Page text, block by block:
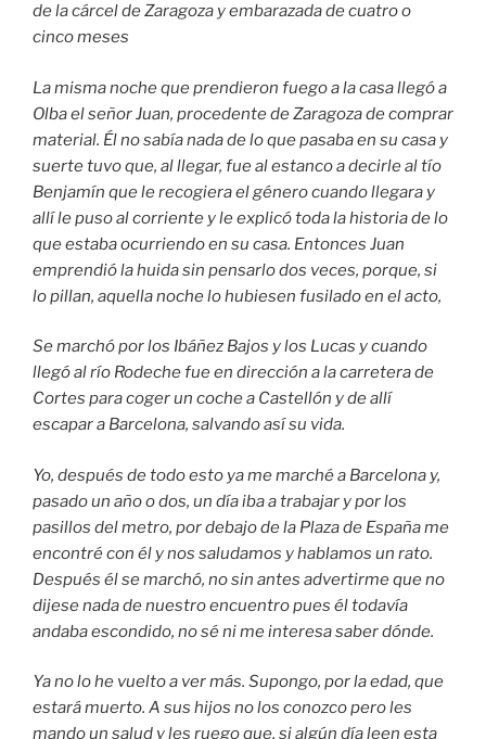
de la cárcel de Zaragoza y embarazada de cuatro o
cinco meses
La misma noche que prendieron fuego a la casa llegó a
Olba el señor Juan, procedente de Zaragoza de comprar
material. Él no sabía nada de lo que pasaba en su casa y
suerte tuvo que, al llegar, fue al estanco a decirle al tío
Benjamín que le recogiera el género cuando llegara y
allí le puso al corriente y le explicó toda la historia de lo
que estaba ocurriendo en su casa. Entonces Juan
emprendió la huida sin pensarlo dos veces, porque, si
lo pillan, aquella noche lo hubiesen fusilado en el acto,
Se marchó por los Ibáñez Bajos y los Lucas y cuando
llegó al río Rodeche fue en dirección a la carretera de
Cortes para coger un coche a Castellón y de allí
escapar a Barcelona, salvando así su vida.
Yo, después de todo esto ya me marché a Barcelona y,
pasado un año o dos, un día iba a trabajar y por los
pasillos del metro, por debajo de la Plaza de España me
encontré con él y nos saludamos y hablamos un rato.
Después él se marchó, no sin antes advertirme que no
dijese nada de nuestro encuentro pues él todavía
andaba escondido, no sé ni me interesa saber dónde.
Ya no lo he vuelto a ver más. Supongo, por la edad, que
estará muerto. A sus hijos no los conozco pero les
mando un salud y les ruego que, si algún día leen esta